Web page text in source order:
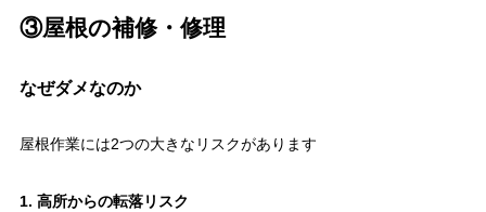
③屋根の補修・修理
なぜダメなのか
屋根作業には2つの大きなリスクがあります
1. 高所からの転落リスク